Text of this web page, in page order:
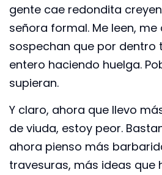
gente cae redondita
señora formal. Me leen, me
sospechan que por dentro
entero haciendo huelga.
supieran.
Y claro, ahora que llevo
de viuda, estoy peor.
ahora pienso más
travesuras, más ideas que